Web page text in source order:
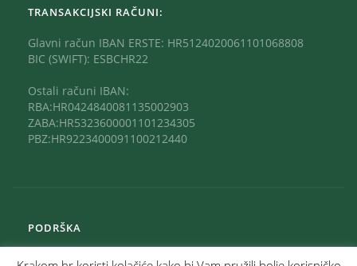
TRANSAKCIJSKI RAČUNI:
Glavni račun IBAN ERSTE: HR5124020061101068808
BIC (SWIFT): ESBCHR22
Ostali računi IBAN:
RBA:HR0424840081135002903
ZABA:HR5323600001101234305
PBZ:HR9223400091100212440
PODRŠKA